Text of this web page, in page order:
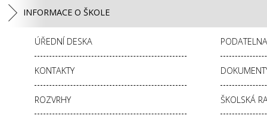
INFORMACE O ŠKOLE
ÚŘEDNÍ DESKA PODATELNA
KONTAKTY
ROZVRHY ŠKOLSKÁ